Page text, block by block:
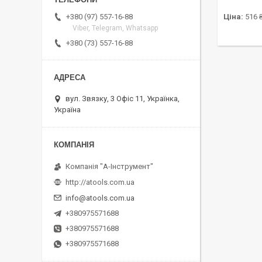
Ціна: 516
+380 (97) 557-16-88
Viber, Telegram, Whatsapp
+380 (73) 557-16-88
вул. Звязку, 3 Офіс 11, Українка,
Україна
Компанія "А-Інструмент"
http://atools.com.ua
info@atools.com.ua
+380975571688
+380975571688
+380975571688